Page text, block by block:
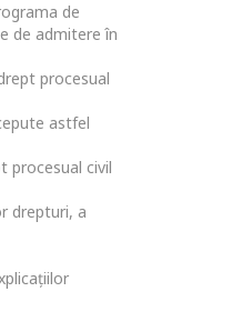
de
de admitere în
procesual
astfel
procesual civil
drepturi, a